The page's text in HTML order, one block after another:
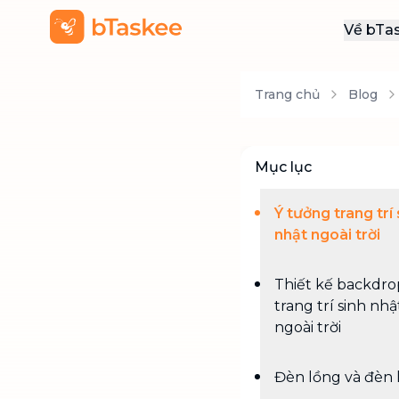
Về
Trang chủ Blog
Mục lục
Ý tưởng trang trí
nhật ngoài trời
Thiết kế
trang trí sinh
ngoài trời
Đèn lồng và đèn